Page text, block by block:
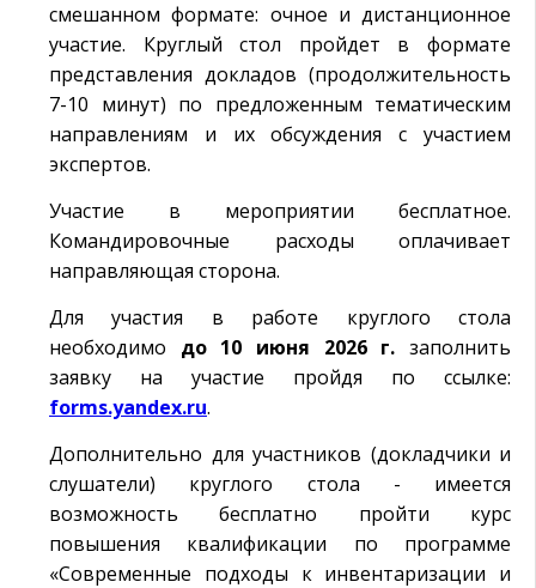
смешанном формате: очное и дистанционное
участие. Круглый стол пройдет в формате
представления докладов (продолжительность
7-10 минут) по предложенным тематическим
направлениям и их обсуждения с участием
экспертов.
Участие в мероприятии бесплатное.
Командировочные расходы оплачивает
направляющая сторона.
Для участия в работе круглого стола
необходимо до 10 июня 2026 г. заполнить
заявку на участие пройдя по ссылке:
forms.yandex.ru.
Дополнительно для участников (докладчики и
слушатели) круглого стола - имеется
возможность бесплатно пройти курс
повышения квалификации по программе
«Современные подходы к инвентаризации и